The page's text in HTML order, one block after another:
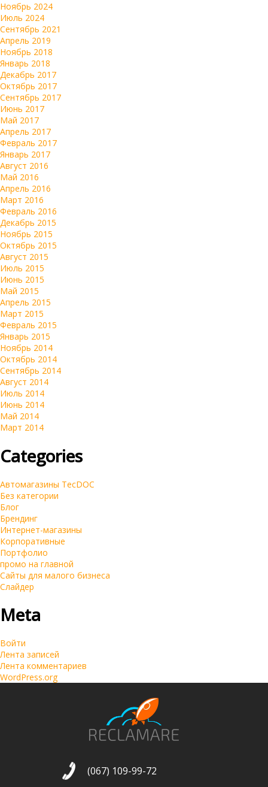
Ноябрь 2024
Июль 2024
Сентябрь 2021
Апрель 2019
Ноябрь 2018
Январь 2018
Декабрь 2017
Октябрь 2017
Сентябрь 2017
Июнь 2017
Май 2017
Апрель 2017
Февраль 2017
Январь 2017
Август 2016
Май 2016
Апрель 2016
Март 2016
Февраль 2016
Декабрь 2015
Ноябрь 2015
Октябрь 2015
Август 2015
Июль 2015
Июнь 2015
Май 2015
Апрель 2015
Март 2015
Февраль 2015
Январь 2015
Ноябрь 2014
Октябрь 2014
Сентябрь 2014
Август 2014
Июль 2014
Июнь 2014
Май 2014
Март 2014
Categories
Автомагазины TecDOC
Без категории
Блог
Брендинг
Интернет-магазины
Корпоративные
Портфолио
промо на главной
Сайты для малого бизнеса
Слайдер
Meta
Войти
Лента записей
Лента комментариев
WordPress.org
(067) 109-99-72